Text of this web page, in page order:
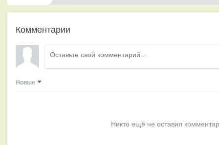
Комментарии
Новые
Никто ещё не оставил